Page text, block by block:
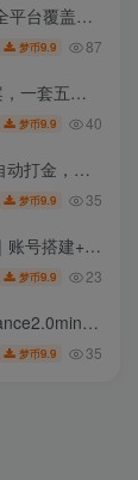
轻松日入500+【揭秘】
梦币9.9 87
做起来【原创双语字幕】
梦币9.9 40
套工具详细教程
梦币9.9 35
，YPP变现一站式教学
梦币9.9 23
秒视频，9图+3音频参考
梦币9.9 35